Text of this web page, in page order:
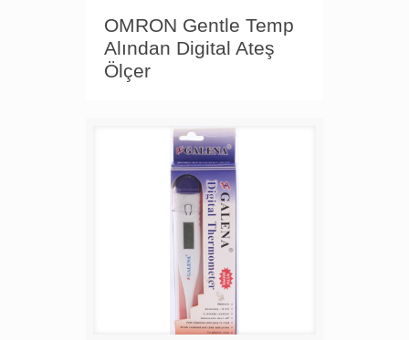
OMRON Gentle Temp
Alından Digital Ateş
Ölçer